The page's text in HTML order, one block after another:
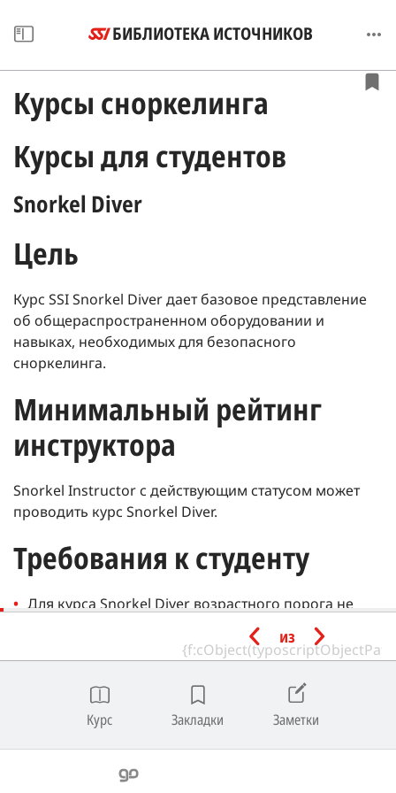
БИБЛИОТЕКА ИСТОЧНИКОВ
Курсы сноркелинга
Курсы для студентов
Snorkel Diver
Цель
Курс SSI Snorkel Diver дает базовое представление
об общераспространенном оборудовании и
навыках, необходимых для безопасного
сноркелинга.
Минимальный рейтинг
инструктора
Snorkel Instructor с действующим статусом может
проводить курс Snorkel Diver.
Требования к студенту
Для курса Snorkel Diver возрастного порога не
пловцами, чтобы участвовать в курсе Snorkel Diver.
должны чувствовать себя комфортно и иметь
возможность сохранять свою плавучесть в воде, слишком
глубокой, чтобы стоять, перед тем, как участвовать в
сессиях в открытой воде.
из
Курс Закладки Заметки